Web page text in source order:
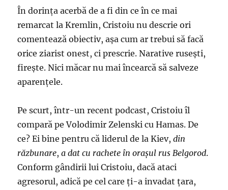
În dorinţa acerbă de a fi din ce în ce mai
remarcat la Kremlin, Cristoiu nu descrie ori
comentează obiectiv, aşa cum ar trebui să facă
orice ziarist onest, ci prescrie. Narative ruseşti,
fireşte. Nici măcar nu mai încearcă să salveze
aparenţele.
Pe scurt, într-un recent podcast, Cristoiu îl
compară pe Volodimir Zelenski cu Hamas. De
ce? Ei bine pentru că liderul de la Kiev, din
răzbunare,a dat cu rachete în oraşul rus Belgorod.
Conform gândirii lui Cristoiu, dacă ataci
agresorul, adică pe cel care ţi-a invadat ţara,